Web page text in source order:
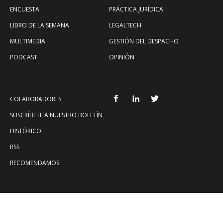
ENCUESTA
LIBRO DE LA SEMANA
MULTIMEDIA
PODCAST
PRÁCTICA JURÍDICA
LEGALTECH
GESTIÓN DEL DESPACHO
OPINIÓN
COLABORADORES
SUSCRÍBETE A NUESTRO BOLETÍN
HISTÓRICO
RSS
RECOMENDAMOS